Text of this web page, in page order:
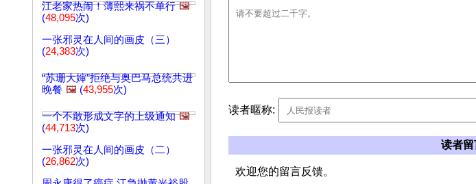
江老家热闹！薄熙来祸不单行 🖼️
(48,095次)
一张邪灵在人间的画皮（三）
(24,383次)
“苏珊大婶”拒绝与奥巴马总统共进
晚餐 🖼️ (43,955次)
一个不敢形成文字的上级通知 🖼️
(44,713次)
一张邪灵在人间的画皮（二）
(26,862次)
读者暱称:
读者留
欢迎您的留言反馈。